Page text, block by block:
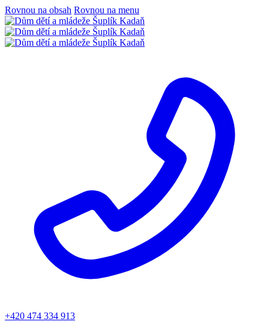
Rovnou na obsah Rovnou na menu
+420 474 334 913